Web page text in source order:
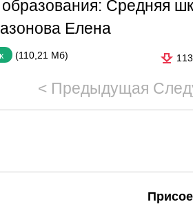
Средняя
Елена
(110,21 Мб) 113
< Предыдущая